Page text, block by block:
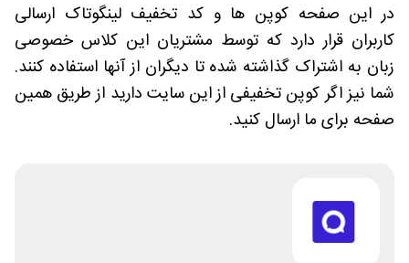
در این صفحه کوپن ها و کد تخفیف لینگوتاک ارسالی
کاربران قرار دارد که توسط مشتریان این کلاس خصوصی
زبان به اشتراک گذاشته شده تا دیگران از آنها استفاده کنند.
شما نیز اگر کوپن تخفیفی از این سایت دارید از طریق همین
صفحه برای ما ارسال کنید.